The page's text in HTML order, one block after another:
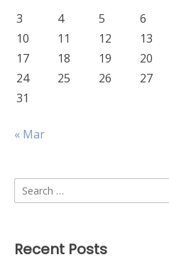
3
4 5 6
10
11 12 13
17
18 19 20
24
25 26 27
31
« Mar
Search
for:
Recent Posts